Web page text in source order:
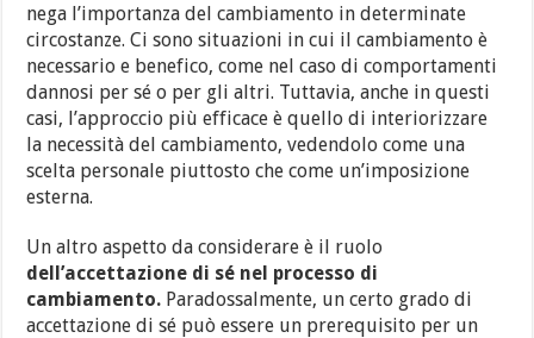
nega l’importanza del cambiamento in determinate
circostanze. Ci sono situazioni in cui il cambiamento è
necessario e benefico, come nel caso di comportamenti
dannosi per sé o per gli altri. Tuttavia, anche in questi
casi, l’approccio più efficace è quello di interiorizzare
la necessità del cambiamento, vedendolo come una
scelta personale piuttosto che come un’imposizione
esterna.
Un altro aspetto da considerare è il ruolo
dell’accettazione di sé nel processo di
cambiamento. Paradossalmente, un certo grado di
accettazione di sé può essere un prerequisito per un